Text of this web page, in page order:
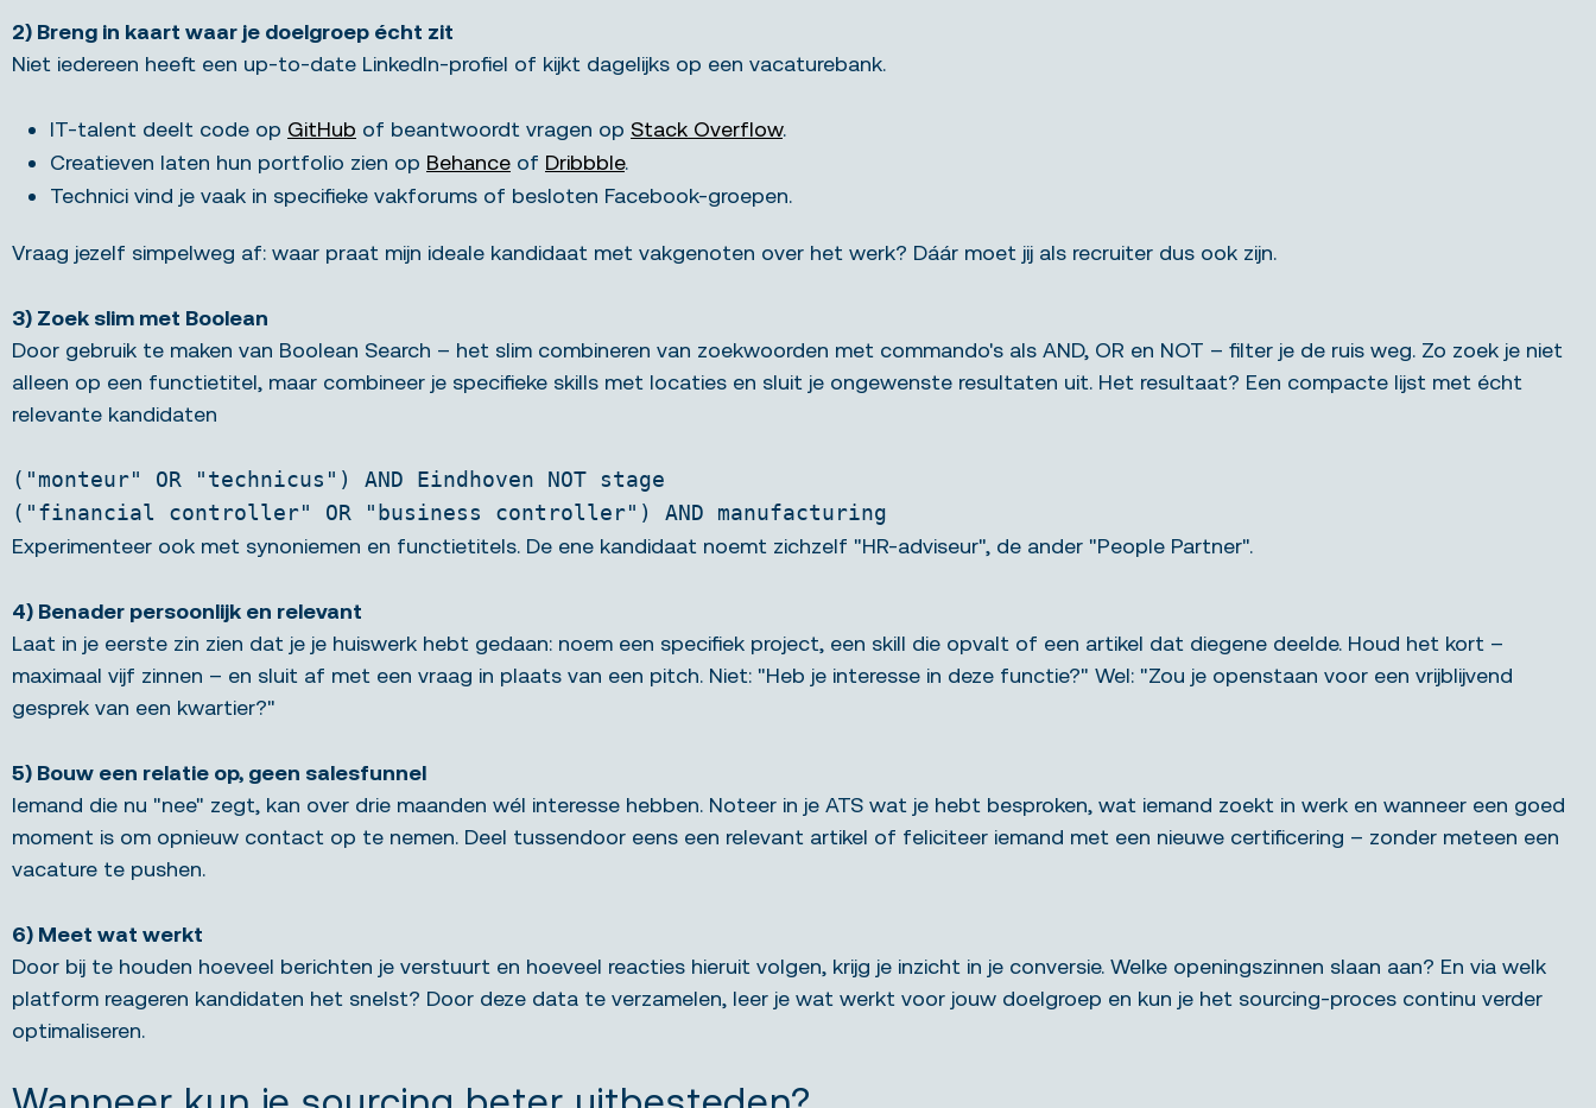
2) Breng in kaart waar je doelgroep écht zit
Niet iedereen heeft een up-to-date LinkedIn-profiel of kijkt dagelijks op een vacaturebank.
IT-talent deelt code op GitHub of beantwoordt vragen op Stack Overflow.
Creatieven laten hun portfolio zien op Behance of Dribbble.
Technici vind je vaak in specifieke vakforums of besloten Facebook-groepen.
Vraag jezelf simpelweg af: waar praat mijn ideale kandidaat met vakgenoten over het werk? Dáár moet jij als recruiter dus ook zijn.
3) Zoek slim met Boolean
Door gebruik te maken van Boolean Search – het slim combineren van zoekwoorden met commando's als AND, OR en NOT – filter je de ruis weg. Zo zoek je niet
alleen op een functietitel, maar combineer je specifieke skills met locaties en sluit je ongewenste resultaten uit. Het resultaat? Een compacte lijst met écht
relevante kandidaten
("monteur" OR "technicus") AND Eindhoven NOT stage
("financial controller" OR "business controller") AND manufacturing
Experimenteer ook met synoniemen en functietitels. De ene kandidaat noemt zichzelf "HR-adviseur", de ander "People Partner".
4) Benader persoonlijk en relevant
Laat in je eerste zin zien dat je je huiswerk hebt gedaan: noem een specifiek project, een skill die opvalt of een artikel dat diegene deelde. Houd het kort –
maximaal vijf zinnen – en sluit af met een vraag in plaats van een pitch. Niet: "Heb je interesse in deze functie?" Wel: "Zou je openstaan voor een vrijblijvend
gesprek van een kwartier?"
5) Bouw een relatie op, geen salesfunnel
Iemand die nu "nee" zegt, kan over drie maanden wél interesse hebben. Noteer in je ATS wat je hebt besproken, wat iemand zoekt in werk en wanneer een goed
moment is om opnieuw contact op te nemen. Deel tussendoor eens een relevant artikel of feliciteer iemand met een nieuwe certificering – zonder meteen een
vacature te pushen.
6) Meet wat werkt
Door bij te houden hoeveel berichten je verstuurt en hoeveel reacties hieruit volgen, krijg je inzicht in je conversie. Welke openingszinnen slaan aan? En via welk
platform reageren kandidaten het snelst? Door deze data te verzamelen, leer je wat werkt voor jouw doelgroep en kun je het sourcing-proces continu verder
optimaliseren.